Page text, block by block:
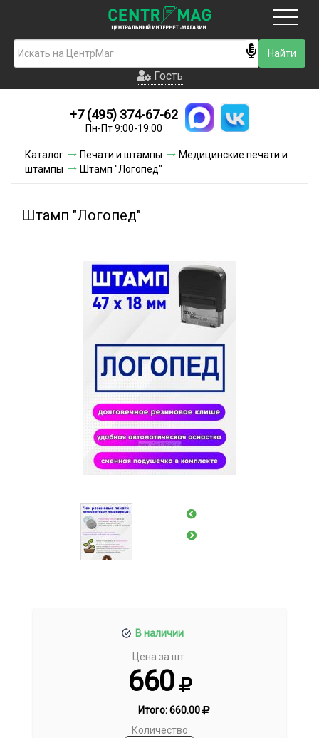
Гость
Новинки
Условия доставки
Контакты
Гость
+7 (495) 374-67-62
Пн-Пт 9:00-19:00
Каталог Печати и штампы
Медицинские печати и
штампы
Штамп "Логопед"
Штамп "Логопед"
В наличии
Цена за шт.
660
Итого:660.00
Количество